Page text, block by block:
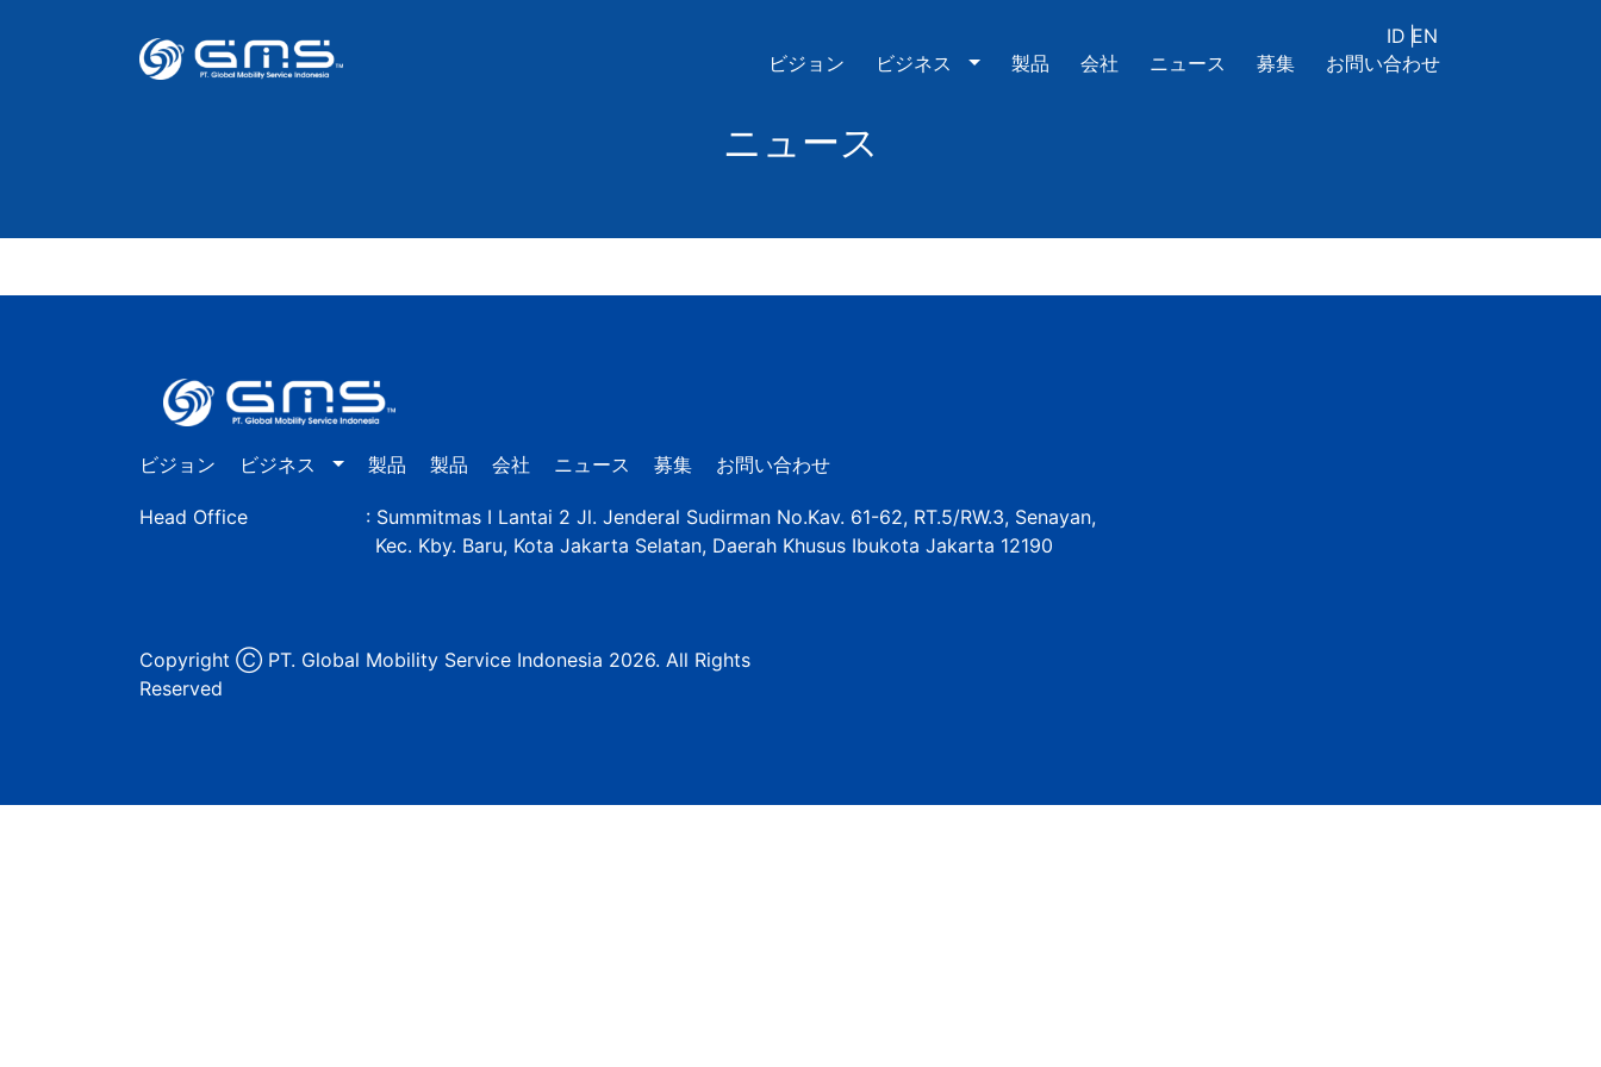
ID |EN
ビジョン
ビジネス 製品 会社 ニュース 募集 お問い合わせ
ニュース
ビジョン ビジネス 製品 製品 会社 ニュース 募集 お問い合わせ
Head Office
: Summitmas I Lantai 2 Jl. Jenderal Sudirman No.Kav. 61-62, RT.5/RW.3, Senayan,
Kec. Kby. Baru, Kota Jakarta Selatan, Daerah Khusus Ibukota Jakarta 12190
Copyright Ⓒ PT. Global Mobility Service Indonesia 2026. All Rights
Reserved